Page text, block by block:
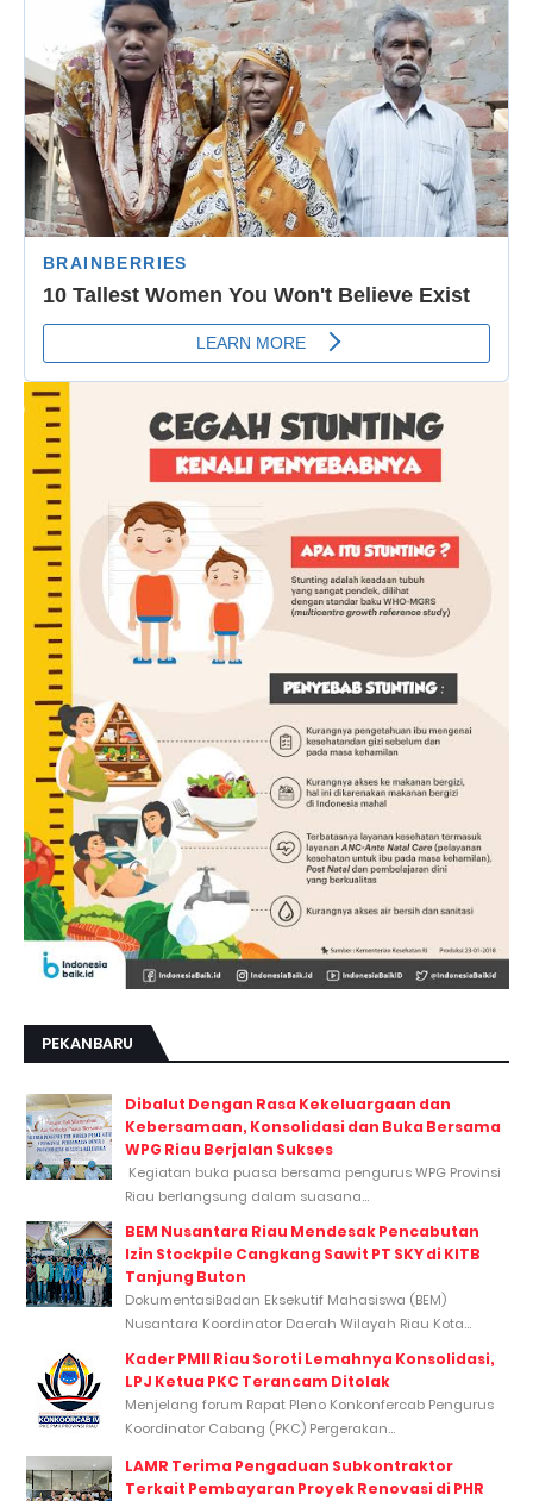
PEKANBARU
Dibalut Dengan Rasa Kekeluargaan dan
Kebersamaan, Konsolidasi dan Buka Bersama
WPG Riau Berjalan Sukses
Kegiatan buka puasa bersama pengurus WPG Provinsi
Riau berlangsung dalam suasana...
BEM Nusantara Riau Mendesak Pencabutan
Izin Stockpile Cangkang Sawit PT SKY di KITB
Tanjung Buton
DokumentasiBadan Eksekutif Mahasiswa (BEM)
Nusantara Koordinator Daerah Wilayah Riau Kota...
Kader PMII Riau Soroti Lemahnya Konsolidasi,
LPJ Ketua PKC Terancam Ditolak
Menjelang forum Rapat Pleno Konkonfercab Pengurus
Koordinator Cabang (PKC) Pergerakan...
LAMR Terima Pengaduan Subkontraktor
Terkait Pembayaran Proyek Renovasi di PHR